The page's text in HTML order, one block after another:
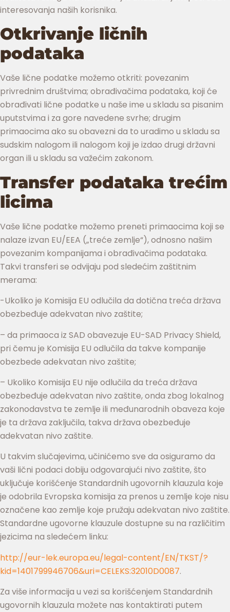
interesovanja naših korisnika.
Otkrivanje ličnih
podataka
Vaše lične podatke možemo otkriti: povezanim
privrednim društvima; obrađivačima podataka, koji će
obrađivati lične podatke u naše ime u skladu sa pisanim
uputstvima i za gore navedene svrhe; drugim
primaocima ako su obavezni da to uradimo u skladu sa
sudskim nalogom ili nalogom koji je izdao drugi državni
organ ili u skladu sa važećim zakonom.
Transfer podataka trećim
licima
Vaše lične podatke možemo preneti primaocima koji se
nalaze izvan EU/EEA („treće zemlje“), odnosno našim
povezanim kompanijama i obrađivačima podataka.
Takvi transferi se odvijaju pod sledećim zaštitnim
merama:
-Ukoliko je Komisija EU odlučila da dotična treća država
obezbeđuje adekvatan nivo zaštite;
– da primaoca iz SAD obavezuje EU-SAD Privacy Shield,
pri čemu je Komisija EU odlučila da takve kompanije
obezbede adekvatan nivo zaštite;
– Ukoliko Komisija EU nije odlučila da treća država
obezbeđuje adekvatan nivo zaštite, onda zbog lokalnog
zakonodavstva te zemlje ili međunarodnih obaveza koje
je ta država zaključila, takva država obezbeđuje
adekvatan nivo zaštite.
U takvim slučajevima, učinićemo sve da osiguramo da
vaši lični podaci dobiju odgovarajući nivo zaštite, što
uključuje korišćenje Standardnih ugovornih klauzula koje
je odobrila Evropska komisija za prenos u zemlje koje nisu
označene kao zemlje koje pružaju adekvatan nivo zaštite.
Standardne ugovorne klauzule dostupne su na različitim
jezicima na sledećem linku:
http://eur-lek.europa.eu/legal-content/EN/TKST/?
kid=1401799946706&uri=CELEKS:32010D0087.
Za više informacija u vezi sa korišćenjem Standardnih
ugovornih klauzula možete nas kontaktirati putem